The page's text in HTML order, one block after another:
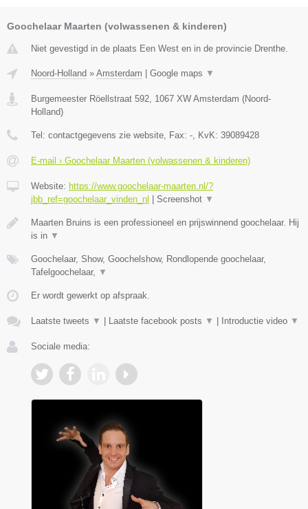
Goochelaar Maarten (volwassenen & kinderen)
Niet gevestigd in de plaats Een West en in de provincie Drenthe.
Noord-Holland » Amsterdam Google maps ▼
Burgemeester Röellstraat 592, 1067 XW Amsterdam (Noord-
Holland)
Tel: contactgegevens zie website, Fax: -, KvK: 39089428
E-mail › Goochelaar Maarten (volwassenen & kinderen)
Website: https://www.goochelaar-maarten.nl/?
jbb_ref=goochelaar_vinden_nl
Screenshot ▼
Maarten Bruins is een professioneel en prijswinnend goochelaar. Hij
is in ▼
Goochelaar, Show, Goochelshow, Rondlopende goochelaar,
Tafelgoochelaar, ▼
Er wordt gewerkt op afspraak.
Laatste tweets ▼ Laatste facebook posts ▼ Introductie video ▼
Sociale media: